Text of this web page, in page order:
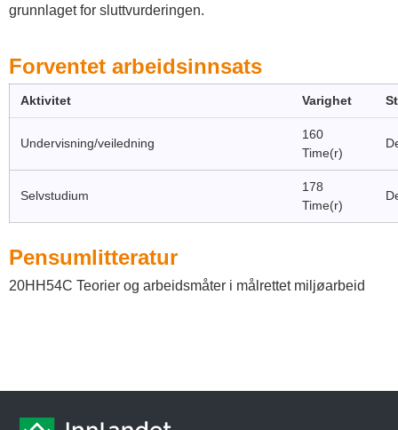
grunnlaget for sluttvurderingen.
Forventet arbeidsinnsats
Aktivitet Varighet
Undervisning/veiledning
160
Time(r)
Selvstudium
178
Time(r)
Pensumlitteratur
20HH54C Teorier og arbeidsmåter i målrettet miljøarbeid